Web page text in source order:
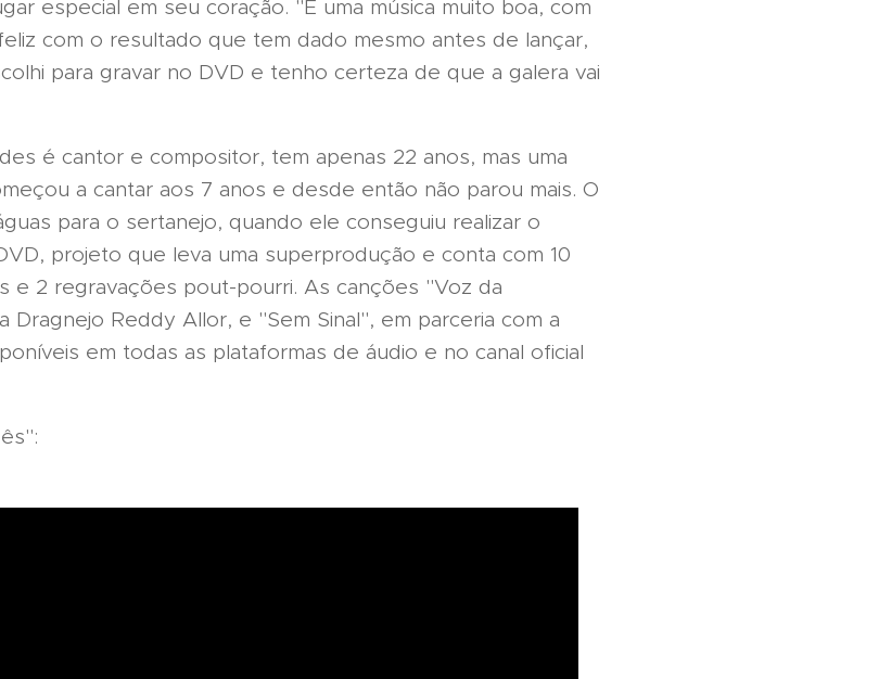
especial em seu coração. "É uma música muito boa, com
com o resultado que tem dado mesmo antes de lançar,
para gravar no DVD e tenho certeza de que a galera vai
é cantor e compositor, tem apenas 22 anos, mas uma
a cantar aos 7 anos e desde então não parou mais. O
para o sertanejo, quando ele conseguiu realizar o
projeto que leva uma superprodução e conta com 10
e 2 regravações pout-pourri. As canções "Voz da
Dragnejo Reddy Allor, e "Sem Sinal", em parceria com a
em todas as plataformas de áudio e no canal oficial